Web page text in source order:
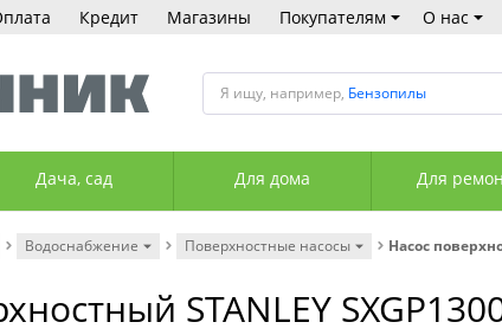
Кредит Магазины Покупателям О нас
Я ищу, например, Бензопилы
Дача, сад Для дома Для
Водоснабжение Поверхностные насосы Насос
STANLEY